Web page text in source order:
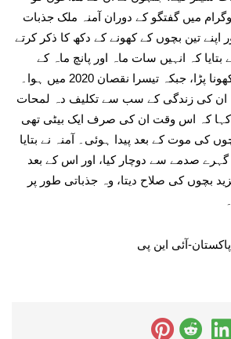
میں گفتگو کے دوران آمنہ ملک جذبات
اپنے تین بچوں کے کھونے کے دکھ کا ذکر کرتے
بتایا کہ انہیں سات ماہ اور پانچ ماہ کے
حمل میں دو بچوں کو کھونا پڑا، جبکہ تیسرا نقصان 2020 میں ہوا۔
ان کی زندگی کے سب سے تکلیف دہ لمحات
کہا کہ اس وقت ان کی صرف ایک بیٹی تھی
کی موت کے بعد پیدا ہوئی۔ آمنہ نے بتایا
گہرے صدمے سے دوچار کیا، اور اس کے بعد
بچوں کی صلاح دیتا، وہ جذباتی طور پر
آئی این پی